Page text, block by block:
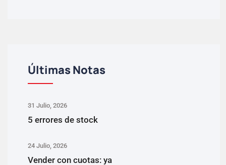
Últimas Notas
31 Julio, 2026
5 errores de stock
24 Julio, 2026
Vender con cuotas: ya